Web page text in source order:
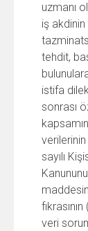
uzmanı
iş
tehdit,
istifa
sonrası
sayılı
veri